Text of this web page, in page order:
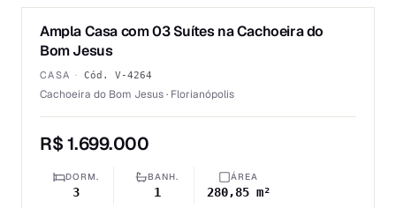
VENDA
Ampla Casa com 03 Suítes na Cachoeira do
Bom Jesus
CASA · Cód. V-4264
Cachoeira do Bom Jesus · Florianópolis
R$ 1.699.000
DORM.
3
BANH.
1
ÁREA
280,85 m²